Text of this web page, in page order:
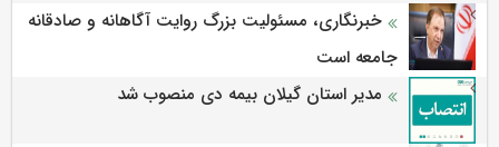
خبرنگاری، مسئولیت بزرگ روایت آگاهانه و صادقانه
جامعه است
مدیر استان گیلان بیمه دی منصوب شد